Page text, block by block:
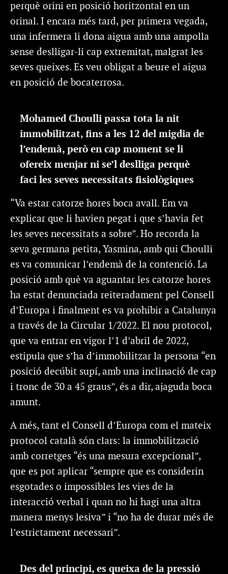
perquè orini en posició horitzontal en un
orinal. I encara més tard, per primera vegada,
una infermera li dona aigua amb una ampolla
sense deslligar-li cap extremitat, malgrat les
seves queixes. Es veu obligat a beure el aigua
en posició de bocaterrosa.
Mohamed Choulli passa tota la nit
immobilitzat, fins a les 12 del migdia de
l’endemà, però en cap moment se li
ofereix menjar ni se’l deslliga perquè
faci les seves necessitats fisiològiques
“Va estar catorze hores boca avall. Em va
explicar que li havien pegat i que s’havia fet
les seves necessitats a sobre”. Ho recorda la
seva germana petita, Yasmina, amb qui Choulli
es va comunicar l’endemà de la contenció. La
posició amb què va aguantar les catorze hores
ha estat denunciada reiteradament pel Consell
d’Europa i finalment es va prohibir a Catalunya
a través de la Circular 1/2022. El nou protocol,
que va entrar en vigor l’1 d’abril de 2022,
estipula que s’ha d’immobilitzar la persona “en
posició decúbit supí, amb una inclinació de cap
i tronc de 30 a 45 graus”, és a dir, ajaguda boca
amunt.
A més, tant el Consell d’Europa com el mateix
protocol català són clars: la immobilització
amb corretges “és una mesura excepcional”,
que es pot aplicar “sempre que es considerin
esgotades o impossibles les vies de la
interacció verbal i quan no hi hagi una altra
manera menys lesiva” i “no ha de durar més de
l’estrictament necessari”.
Des del principi, es queixa de la pressió